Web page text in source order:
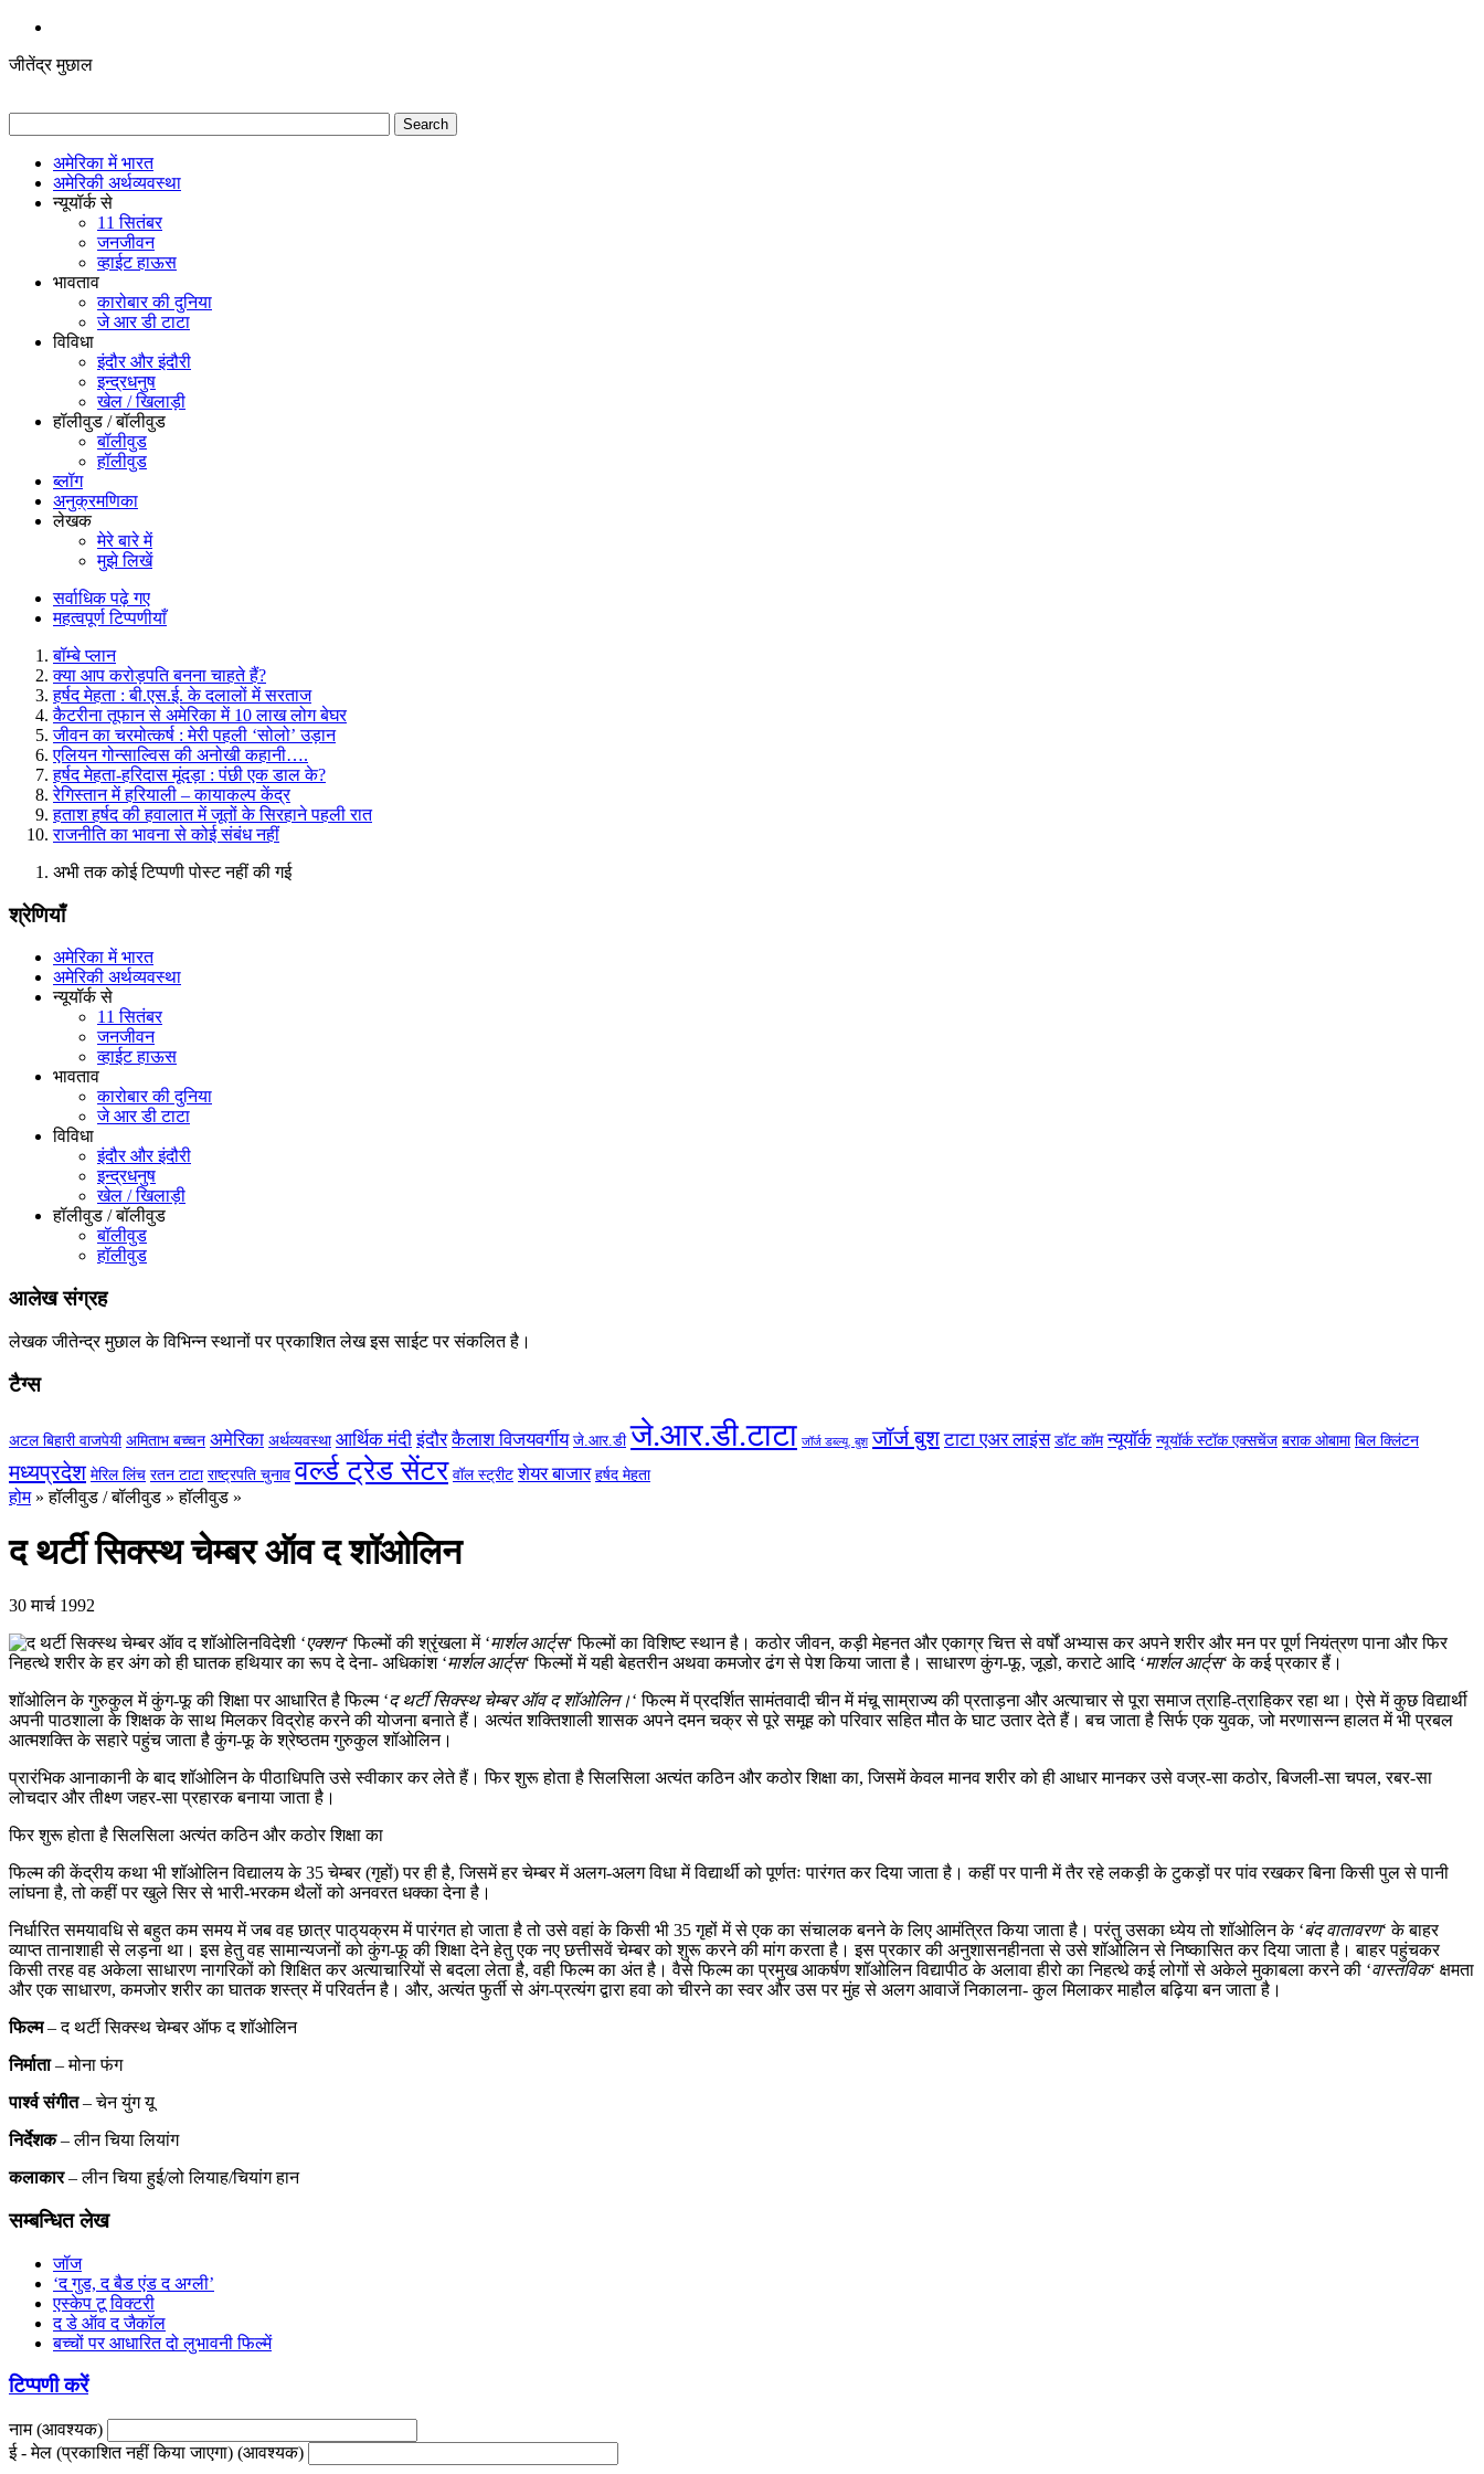
जीतेंद्र मुछाल
अमेरिका में भारत
अमेरिकी अर्थव्यवस्था
न्यूयॉर्क से
11 सितंबर
जनजीवन
व्हाईट हाऊस
भावताव
कारोबार की दुनिया
जे आर डी टाटा
विविधा
इंदौर और इंदौरी
इन्द्रधनुष
खेल / खिलाड़ी
हॉलीवुड / बॉलीवुड
बॉलीवुड
हॉलीवुड
ब्लॉग
अनुक्रमणिका
लेखक
मेरे बारे में
मुझे लिखें
सर्वाधिक पढ़े गए
महत्वपूर्ण टिप्पणीयाँ
बॉम्बे प्लान
क्या आप करोड़पति बनना चाहते हैं?
हर्षद मेहता : बी.एस.ई. के दलालों में सरताज
कैटरीना तूफान से अमेरिका में 10 लाख लोग बेघर
जीवन का चरमोत्कर्ष : मेरी पहली ‘सोलो’ उड़ान
एलियन गोन्साल्विस की अनोखी कहानी….
हर्षद मेहता-हरिदास मूंदड़ा : पंछी एक डाल के?
रेगिस्तान में हरियाली – कायाकल्प केंद्र
हताश हर्षद की हवालात में जूतों के सिरहाने पहली रात
राजनीति का भावना से कोई संबंध नहीं
अभी तक कोई टिप्पणी पोस्ट नहीं की गई
श्रेणियाँ
अमेरिका में भारत
अमेरिकी अर्थव्यवस्था
न्यूयॉर्क से
11 सितंबर
जनजीवन
व्हाईट हाऊस
भावताव
कारोबार की दुनिया
जे आर डी टाटा
विविधा
इंदौर और इंदौरी
इन्द्रधनुष
खेल / खिलाड़ी
हॉलीवुड / बॉलीवुड
बॉलीवुड
हॉलीवुड
आलेख संग्रह
लेखकजीतेन्द्र मुछालके विभिन्न स्थानों पर प्रकाशित लेख इस साईट पर संकलित है।
टैग्स
अटल बिहारी वाजपेयी अमिताभ बच्चन अमेरिका अर्थव्यवस्था आर्थिक मंदी इंदौर कैलाश विजयवर्गीय जे.आर.डी जे.आर.डी.टाटा जॉर्ज डब्ल्यू. बुश जॉर्ज बुश टाटा एअर लाइंस डॉट कॉम न्यूयॉर्क न्यूयॉर्क स्टॉक एक्सचेंज बराक ओबामा बिल क्लिंटन
मध्यप्रदेश मेरिल लिंच रतन टाटा राष्ट्रपति चुनाव वर्ल्ड ट्रेड सेंटर वॉल स्ट्रीट शेयर बाजार हर्षद मेहता
होम»हॉलीवुड / बॉलीवुड »हॉलीवुड »
द थर्टी सिक्स्थ चेम्बर ऑव द शॉओलिन
30 मार्च 1992
विदेशी ‘एक्शन‘ फिल्मों की श्रृंखला में ‘मार्शल आर्ट्‌स‘ फिल्मों का विशिष्ट स्थान है। कठोर जीवन, कड़ी मेहनत और एकाग्र चित्त से वर्षों अभ्यास कर अपने शरीर और मन पर पूर्ण नियंत्रण पाना और फिर
निहत्थे शरीर के हर अंग को ही घातक हथियार का रूप दे देना- अधिकांश ‘मार्शल आर्ट्‌स‘ फिल्मों में यही बेहतरीन अथवा कमजोर ढंग से पेश किया जाता है। साधारण कुंग-फू, जूडो, कराटे आदि ‘मार्शल आर्ट्‌स‘ के कई प्रकार हैं।
शॉओलिन के गुरुकुल में कुंग-फू की शिक्षा पर आधारित है फिल्म ‘द थर्टी सिक्स्थ चेम्बर ऑव द शॉओलिन।‘ फिल्म में प्रदर्शित सामंतवादी चीन में मंचू साम्राज्य की प्रताड़ना और अत्याचार से पूरा समाज त्राहि-त्राहिकर रहा था। ऐसे में कुछ विद्यार्थी
अपनी पाठशाला के शिक्षक के साथ मिलकर विद्रोह करने की योजना बनाते हैं। अत्यंत शक्तिशाली शासक अपने दमन चक्र से पूरे समूह को परिवार सहित मौत के घाट उतार देते हैं। बच जाता है सिर्फ एक युवक, जो मरणासन्न हालत में भी प्रबल
आत्मशक्ति के सहारे पहुंच जाता है कुंग-फू के श्रेष्ठतम गुरुकुल शॉओलिन।
प्रारंभिक आनाकानी के बाद शॉओलिन के पीठाधिपति उसे स्वीकार कर लेते हैं। फिर शुरू होता है सिलसिला अत्यंत कठिन और कठोर शिक्षा का, जिसमें केवल मानव शरीर को ही आधार मानकर उसे वज्र-सा कठोर, बिजली-सा चपल, रबर-सा
लोचदार और तीक्ष्ण जहर-सा प्रहारक बनाया जाता है।
फिर शुरू होता है सिलसिला अत्यंत कठिन और कठोर शिक्षा का
फिल्म की केंद्रीय कथा भी शॉओलिन विद्यालय के 35 चेम्बर (गृहों) पर ही है, जिसमें हर चेम्बर में अलग-अलग विधा में विद्यार्थी को पूर्णतः पारंगत कर दिया जाता है। कहीं पर पानी में तैर रहे लकड़ी के टुकड़ों पर पांव रखकर बिना किसी पुल से पानी
लांघना है, तो कहीं पर खुले सिर से भारी-भरकम थैलों को अनवरत धक्का देना है।
निर्धारित समयावधि से बहुत कम समय में जब वह छात्र पाठ्‌यक्रम में पारंगत हो जाता है तो उसे वहां के किसी भी 35 गृहों में से एक का संचालक बनने के लिए आमंत्रित किया जाता है। परंतु उसका ध्येय तो शॉओलिन के ‘बंद वातावरण‘ के बाहर
व्याप्त तानाशाही से लड़ना था। इस हेतु वह सामान्यजनों को कुंग-फू की शिक्षा देने हेतु एक नए छत्तीसवें चेम्बर को शुरू करने की मांग करता है। इस प्रकार की अनुशासनहीनता से उसे शॉओलिन से निष्कासित कर दिया जाता है। बाहर पहुंचकर
किसी तरह वह अकेला साधारण नागरिकों को शिक्षित कर अत्याचारियों से बदला लेता है, वही फिल्म का अंत है। वैसे फिल्म का प्रमुख आकर्षण शॉओलिन विद्यापीठ के अलावा हीरो का निहत्थे कई लोगों से अकेले मुकाबला करने की ‘वास्तविक‘ क्षमता
और एक साधारण, कमजोर शरीर का घातक शस्त्र में परिवर्तन है। और, अत्यंत फुर्ती से अंग-प्रत्यंग द्वारा हवा को चीरने का स्वर और उस पर मुंह से अलग आवाजें निकालना- कुल मिलाकर माहौल बढ़िया बन जाता है।
फिल्म– द थर्टी सिक्स्थ चेम्बर ऑफ द शॉओलिन
निर्माता– मोना फंग
पार्श्व संगीत– चेन युंग यू
निर्देशक– लीन चिया लियांग
कलाकार– लीन चिया हुई/लो लियाह/चियांग हान
सम्बन्धित लेख
जॉज
‘द गुड, द बैड एंड द अग्ली’
एस्केप टू विक्टरी
द डे ऑव द जैकॉल
बच्चों पर आधारित दो लुभावनी फिल्में
टिप्पणी करें
नाम (आवश्यक)
ई - मेल (प्रकाशित नहीं किया जाएगा) (आवश्यक)